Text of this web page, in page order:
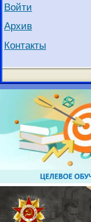
Войти
Архив
Контакты